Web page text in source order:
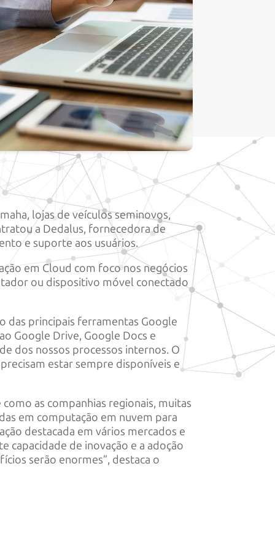
lojas de veículos seminovos,
a Dedalus, fornecedora de
e suporte aos usuários.
em Cloud com foco nos negócios
ou dispositivo móvel conectado
das principais ferramentas Google
Google Drive, Google Docs e
dos nossos processos internos. O
estar sempre disponíveis e
as companhias regionais, muitas
em computação em nuvem para
destacada em vários mercados e
capacidade de inovação e a adoção
serão enormes”, destaca o